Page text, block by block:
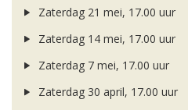
Zaterdag 21 mei, 17.00 uur
Zaterdag 14 mei, 17.00 uur
Zaterdag 7 mei, 17.00 uur
Zaterdag 30 april, 17.00 uur